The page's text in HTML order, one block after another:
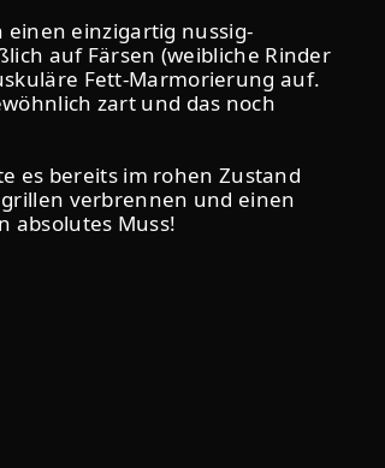
einzigartig nussig-
auf Färsen (weibliche Rinder
Fett-Marmorierung auf.
zart und das noch
es bereits im rohen Zustand
verbrennen und einen
absolutes Muss!